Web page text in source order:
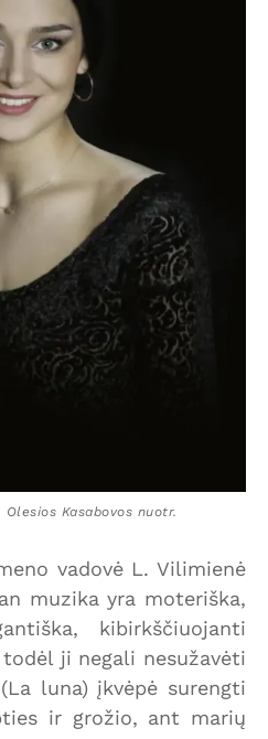
Kasabovos nuotr.
vadovė L. Vilimienė
muzika yra moteriška,
kibirkščiuojanti
ji negali nesužavėti
luna) įkvėpė surengti
ir grožio, ant marių